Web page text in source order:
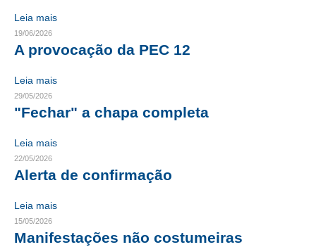
PERSONALIDADES DA TECNOLOGIA
TRANSPARÊNCIA
CONSULTORIA
ACORDOS, CONVENÇÕES E DISSÍDIOS
CONTRIBUIÇÕES
CONTRIBUIÇÃO ASSISTENCIAL
Leia mais
19/06/2026
A provocação da PEC 12
Leia mais
29/05/2026
"Fechar" a chapa completa
Leia mais
22/05/2026
Alerta de confirmação
Leia mais
15/05/2026
Manifestações não costumeiras